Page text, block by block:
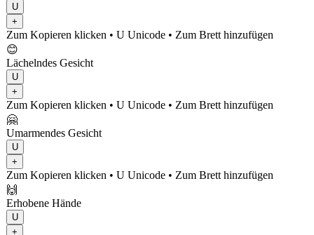
U
+
Zum Kopieren klicken • U Unicode • Zum Brett hinzufügen
😊
Lächelndes Gesicht
U
+
Zum Kopieren klicken • U Unicode • Zum Brett hinzufügen
🤗
Umarmendes Gesicht
U
+
Zum Kopieren klicken • U Unicode • Zum Brett hinzufügen
🙌
Erhobene Hände
U
+